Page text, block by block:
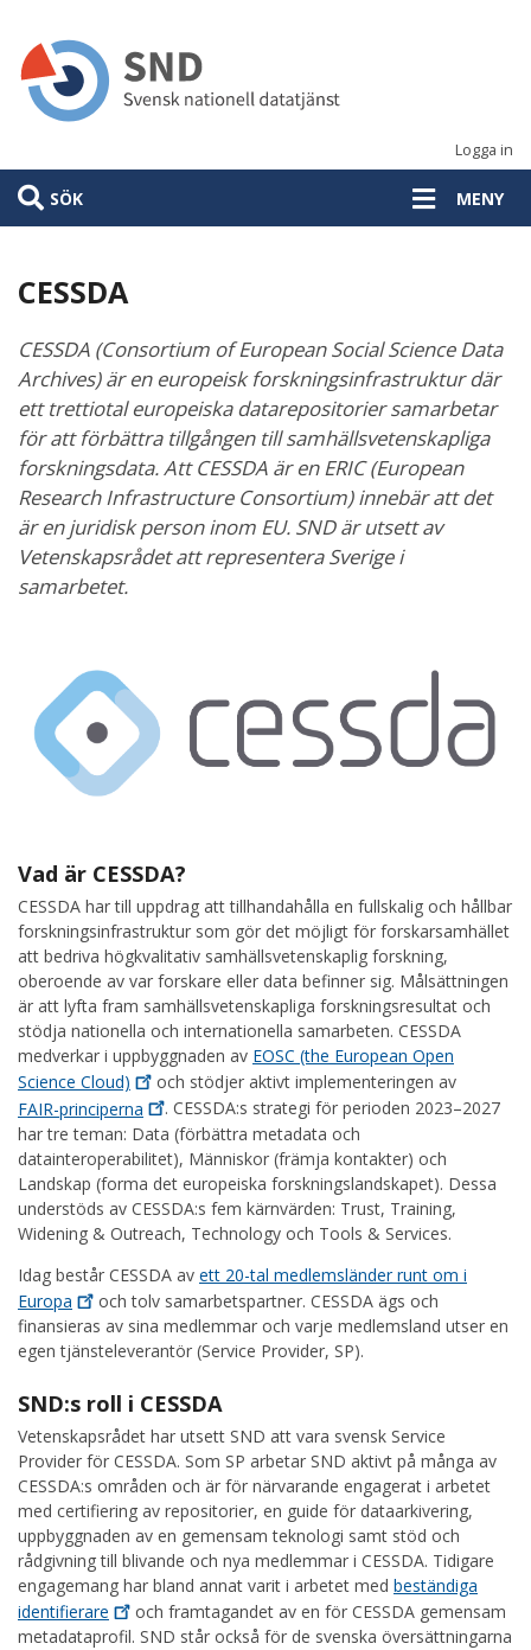
huvudinnehåll
Logga in
SÖK MENY
CESSDA
CESSDA (Consortium of European Social Science Data
Archives) är en europeisk forskningsinfrastruktur där
ett trettiotal europeiska datarepositorier samarbetar
för att förbättra tillgången till samhällsvetenskapliga
forskningsdata. Att CESSDA är en ERIC (European
Research Infrastructure Consortium) innebär att det
är en juridisk person inom EU. SND är utsett av
Vetenskapsrådet att representera Sverige i
samarbetet.
Vad är CESSDA?
CESSDA har till uppdrag att tillhandahålla en fullskalig och hållbar
forskningsinfrastruktur som gör det möjligt för forskarsamhället
att bedriva högkvalitativ samhällsvetenskaplig forskning,
oberoende av var forskare eller data befinner sig. Målsättningen
är att lyfta fram samhällsvetenskapliga forskningsresultat och
stödja nationella och internationella samarbeten. CESSDA
medverkar i uppbyggnaden av EOSC (the European Open
Science Cloud)
och stödjer aktivt implementeringen av
FAIR-principerna
. CESSDA:s strategi för perioden 2023–2027
har tre teman: Data (förbättra metadata och
datainteroperabilitet), Människor (främja kontakter) och
Landskap (forma det europeiska forskningslandskapet). Dessa
understöds av CESSDA:s fem kärnvärden: Trust, Training,
Widening & Outreach, Technology och Tools & Services.
Idag består CESSDA av ett 20-tal medlemsländer runt om i
Europa
och tolv samarbetspartner. CESSDA ägs och
finansieras av sina medlemmar och varje medlemsland utser en
egen tjänsteleverantör (Service Provider, SP).
SND:s roll i CESSDA
Vetenskapsrådet har utsett SND att vara svensk Service
Provider för CESSDA. Som SP arbetar SND aktivt på många av
CESSDA:s områden och är för närvarande engagerat i arbetet
med certifiering av repositorier, en guide för dataarkivering,
uppbyggnaden av en gemensam teknologi samt stöd och
rådgivning till blivande och nya medlemmar i CESSDA. Tidigare
engagemang har bland annat varit i arbetet med beständiga
identifierare
och framtagandet av en för CESSDA gemensam
metadataprofil. SND står också för de svenska översättningarna